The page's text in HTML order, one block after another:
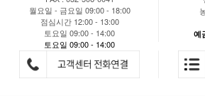
월요일 - 금요일 09:00 - 18:00
점심시간 12:00 - 13:00
토요일 09:00 - 14:00
토요일 09:00 - 14:00
예